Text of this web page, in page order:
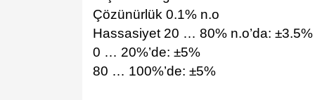
Çözünürlük 0.1% n.o
Hassasiyet 20 … 80% n.o’da: ±3.5%
0 … 20%’de: ±5%
80 … 100%’de: ±5%